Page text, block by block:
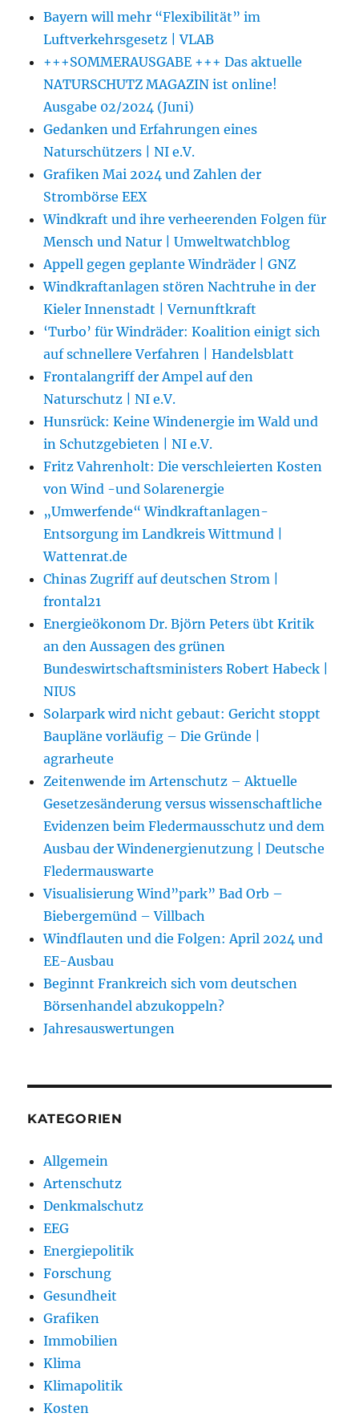
Bayern will mehr “Flexibilität” im
Luftverkehrsgesetz | VLAB
+++SOMMERAUSGABE +++ Das aktuelle
NATURSCHUTZ MAGAZIN ist online!
Ausgabe 02/2024 (Juni)
Gedanken und Erfahrungen eines
Naturschützers | NI e.V.
Grafiken Mai 2024 und Zahlen der
Strombörse EEX
Windkraft und ihre verheerenden Folgen für
Mensch und Natur | Umweltwatchblog
Appell gegen geplante Windräder | GNZ
Windkraftanlagen stören Nachtruhe in der
Kieler Innenstadt | Vernunftkraft
‘Turbo’ für Windräder: Koalition einigt sich
auf schnellere Verfahren | Handelsblatt
Frontalangriff der Ampel auf den
Naturschutz | NI e.V.
Hunsrück: Keine Windenergie im Wald und
in Schutzgebieten | NI e.V.
Fritz Vahrenholt: Die verschleierten Kosten
von Wind -und Solarenergie
„Umwerfende“ Windkraftanlagen-
Entsorgung im Landkreis Wittmund |
Wattenrat.de
Chinas Zugriff auf deutschen Strom |
frontal21
Energieökonom Dr. Björn Peters übt Kritik
an den Aussagen des grünen
Bundeswirtschaftsministers Robert Habeck |
NIUS
Solarpark wird nicht gebaut: Gericht stoppt
Baupläne vorläufig – Die Gründe |
agrarheute
Zeitenwende im Artenschutz – Aktuelle
Gesetzesänderung versus wissenschaftliche
Evidenzen beim Fledermausschutz und dem
Ausbau der Windenergienutzung | Deutsche
Fledermauswarte
Visualisierung Wind”park” Bad Orb –
Biebergemünd – Villbach
Windflauten und die Folgen: April 2024 und
EE-Ausbau
Beginnt Frankreich sich vom deutschen
Börsenhandel abzukoppeln?
Jahresauswertungen
KATEGORIEN
Allgemein
Artenschutz
Denkmalschutz
EEG
Energiepolitik
Forschung
Gesundheit
Grafiken
Immobilien
Klima
Klimapolitik
Kosten